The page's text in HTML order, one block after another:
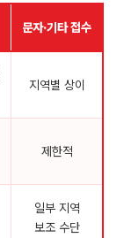
문자·기타 접수
지역별 상이
제한적
일부 지역
보조 수단